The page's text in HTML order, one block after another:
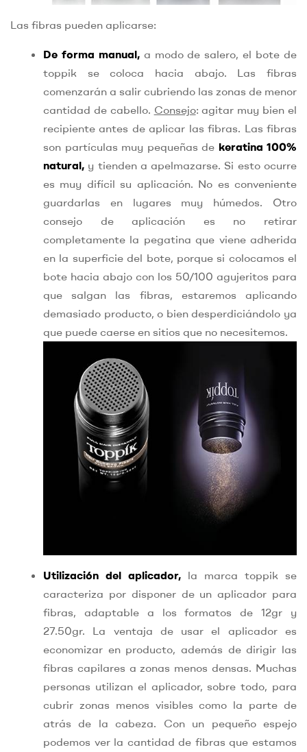
Las fibras pueden aplicarse:
De forma manual,a modo de salero, el bote de
toppik se coloca hacia abajo. Las fibras
comenzarán a salir cubriendo las zonas de menor
cantidad de cabello. Consejo: agitar muy bien el
recipiente antes de aplicar las fibras. Las fibras
son partículas muy pequeñas de keratina 100%
natural, y tienden a apelmazarse. Si esto ocurre
es muy difícil su aplicación. No es conveniente
guardarlas en lugares muy húmedos. Otro
consejo de aplicación es no retirar
completamente la pegatina que viene adherida
en la superficie del bote, porque si colocamos el
bote hacia abajo con los 50/100 agujeritos para
que salgan las fibras, estaremos aplicando
demasiado producto, o bien desperdiciándolo ya
que puede caerse en sitios que no necesitemos.
Utilización del aplicador, la marca toppik se
caracteriza por disponer de un aplicador para
fibras, adaptable a los formatos de 12gr y
27.50gr. La ventaja de usar el aplicador es
economizar en producto, además de dirigir las
fibras capilares a zonas menos densas. Muchas
personas utilizan el aplicador, sobre todo, para
cubrir zonas menos visibles como la parte de
atrás de la cabeza. Con un pequeño espejo
podemos ver la cantidad de fibras que estamos